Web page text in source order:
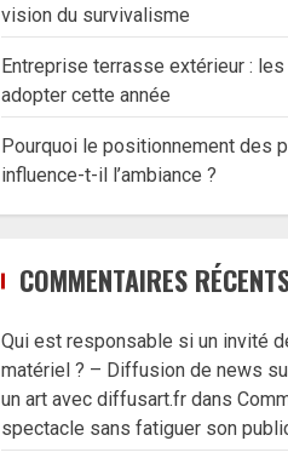
vision du survivalisme
Entreprise terrasse extérieur :
adopter cette année
Pourquoi le positionnement des
influence-t-il l’ambiance ?
COMMENTAIRES
Qui est responsable si un invité
matériel ? – Diffusion de news
un art avec diffusart.fr dans
spectacle sans fatiguer son